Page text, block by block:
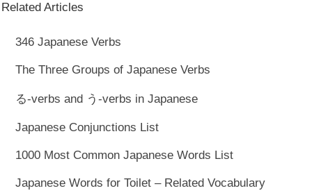
Related Articles
346 Japanese Verbs
The Three Groups of Japanese Verbs
る-verbs and う-verbs in Japanese
Japanese Conjunctions List
1000 Most Common Japanese Words List
Japanese Words for Toilet – Related Vocabulary